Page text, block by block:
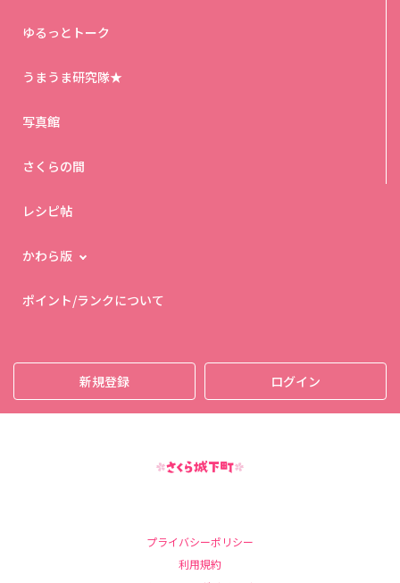
ゆるっとトーク
うまうま研究隊★
写真館
さくらの間
レシピ帖
かわら版
ポイント/ランクについて
新規登録 ログイン
プライバシーポリシー
利用規約